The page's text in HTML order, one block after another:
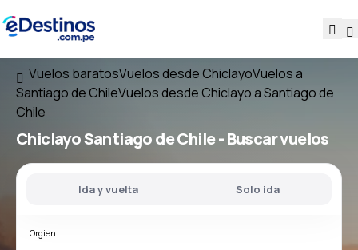
Vuelos baratosVuelos desde ChiclayoVuelos a
Santiago de ChileVuelos desde Chiclayo a Santiago de
Chile
Chiclayo Santiago de Chile- Buscar vuelos
Ida y vuelta Solo ida
Orgien